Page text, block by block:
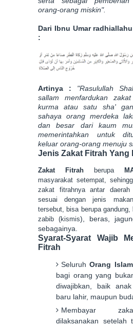
orang-orang miskin".
Dari Ibnu Umar
:
Artinya : "Rasulullah
sallam menfardukan
kurma atau satu sha'
sahaya orang merdeka
dan besar dari kaum
memerintahkan untuk
keluar orang-orang menuju
Jenis Zakat Fitrah Yang
Zakat Fitrah berupa
masyarakat setempat,
zakat fitrahnya antar daerah
sesuai dengan jenis
tersebut, bisa berupa
zabib (kismis), beras,
sebagainya.
Syarat-Syarat Wajib
Fitrah
SeluruhOrang Islam
bagi orang yang
diwajibkan, baik
baru lahir, maupun
Membayar
dilaksanakan setelah